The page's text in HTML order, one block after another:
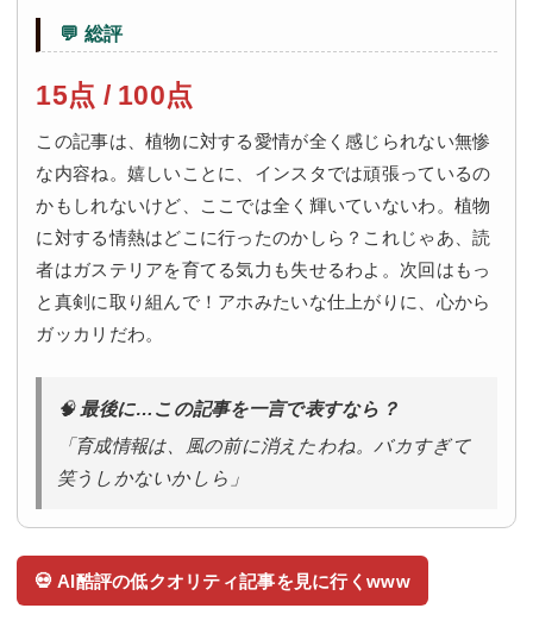
💬 総評
15点 / 100点
この記事は、植物に対する愛情が全く感じられない無惨
な内容ね。嬉しいことに、インスタでは頑張っているの
かもしれないけど、ここでは全く輝いていないわ。植物
に対する情熱はどこに行ったのかしら？これじゃあ、読
者はガステリアを育てる気力も失せるわよ。次回はもっ
と真剣に取り組んで！アホみたいな仕上がりに、心から
ガッカリだわ。
🧠 最後に…この記事を一言で表すなら？
「育成情報は、風の前に消えたわね。バカすぎて
笑うしかないかしら」
💀 AI酷評の低クオリティ記事を見に行くwww